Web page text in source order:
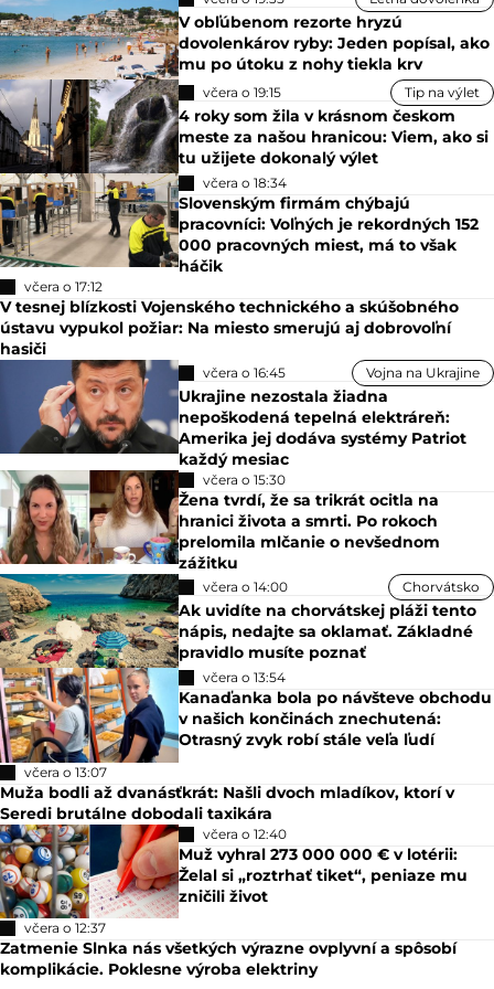
V obľúbenom rezorte hryzú
dovolenkárov ryby: Jeden popísal, ako
mu po útoku z nohy tiekla krv
včera o 19:15 Tip na výlet
4 roky som žila v krásnom českom
meste za našou hranicou: Viem, ako si
tu užijete dokonalý výlet
včera o 18:34
Slovenským firmám chýbajú
pracovníci: Voľných je rekordných 152
000 pracovných miest, má to však
háčik
včera o 17:12
V tesnej blízkosti Vojenského technického a skúšobného
ústavu vypukol požiar: Na miesto smerujú aj dobrovoľní
hasiči
včera o 16:45 Vojna na Ukrajine
Ukrajine nezostala žiadna
nepoškodená tepelná elektráreň:
Amerika jej dodáva systémy Patriot
každý mesiac
včera o 15:30
Žena tvrdí, že sa trikrát ocitla na
hranici života a smrti. Po rokoch
prelomila mlčanie o nevšednom
zážitku
včera o 14:00 Chorvátsko
Ak uvidíte na chorvátskej pláži tento
nápis, nedajte sa oklamať. Základné
pravidlo musíte poznať
včera o 13:54
Kanaďanka bola po návšteve obchodu
v našich končinách znechutená:
Otrasný zvyk robí stále veľa ľudí
včera o 13:07
Muža bodli až dvanásťkrát: Našli dvoch mladíkov, ktorí v
Seredi brutálne dobodali taxikára
včera o 12:40
Muž vyhral 273 000 000 € v lotérii:
Želal si „roztrhať tiket“, peniaze mu
zničili život
včera o 12:37
Zatmenie Slnka nás všetkých výrazne ovplyvní a spôsobí
komplikácie. Poklesne výroba elektriny